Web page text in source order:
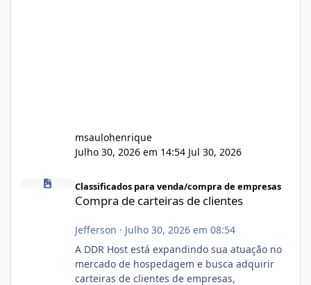
msaulohenrique
Julho 30, 2026 em 14:54 Jul 30, 2026
Compra de carteiras de clientes
Classificados para venda/compra de empresas
Compra de carteiras de clientes
Jefferson · Julho 30, 2026 em 08:54
A DDR Host está expandindo sua atuação no
mercado de hospedagem e busca adquirir
carteiras de clientes de empresas,